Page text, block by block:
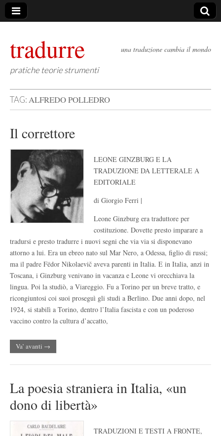
tradurre
pratiche teorie strumenti
una traduzione cambia il mondo
TAG:ALFREDO POLLEDRO
Il correttore
LEONE GINZBURG E LA
TRADUZIONE DA LETTERALE A
EDITORIALE
di Giorgio Ferri |
Leone Ginzburg era traduttore per
costituzione. Dovette presto imparare a
tradursi e presto tradurre i nuovi segni che via via si disponevano
attorno a lui. Era un ebreo nato sul Mar Nero, a Odessa, figlio di russi;
ma il padre Fëdor Nikolaevič aveva parenti in Italia. E in Italia, anzi in
Toscana, i Ginzburg venivano in vacanza e Leone vi orecchiava la
lingua. Poi la studiò, a Viareggio. Fu a Torino per un breve tratto, e
ricongiuntosi coi suoi proseguì gli studi a Berlino. Due anni dopo, nel
1924, si stabilì a Torino, dentro l’Italia fascista e con un poderoso
vaccino contro la cultura d’accatto,
Va’ avanti →
La poesia straniera in Italia, «un
dono di libertà»
TRADUZIONI E TESTI A FRONTE,